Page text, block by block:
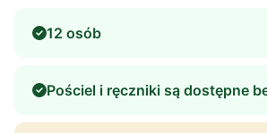
12 osób
Pościel i ręczniki są dostępne